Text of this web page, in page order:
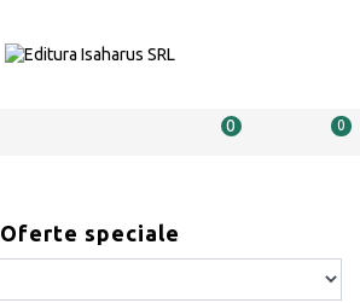
0 0
Oferte speciale